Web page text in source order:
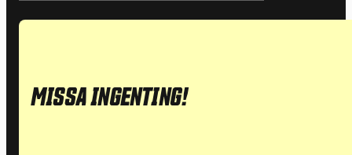
MISSA INGENTING!